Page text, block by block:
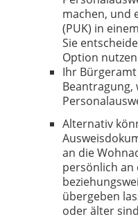
machen, und
(PUK) in
Sie
Option
Ihr
Beantragung,
Alternativ
an die
persönlich
übergeben
oder älter